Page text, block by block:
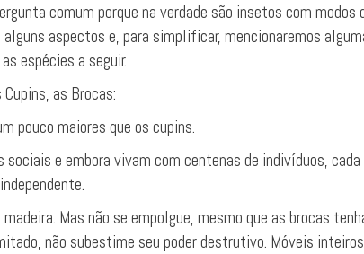
comum porque na verdade são insetos com modos
aspectos e, para simplificar, mencionaremos
espécies a seguir.
as Brocas:
pouco maiores que os cupins.
sociais e embora vivam com centenas de indivíduos, cada
Mas não se empolgue, mesmo que as brocas
não subestime seu poder destrutivo. Móveis